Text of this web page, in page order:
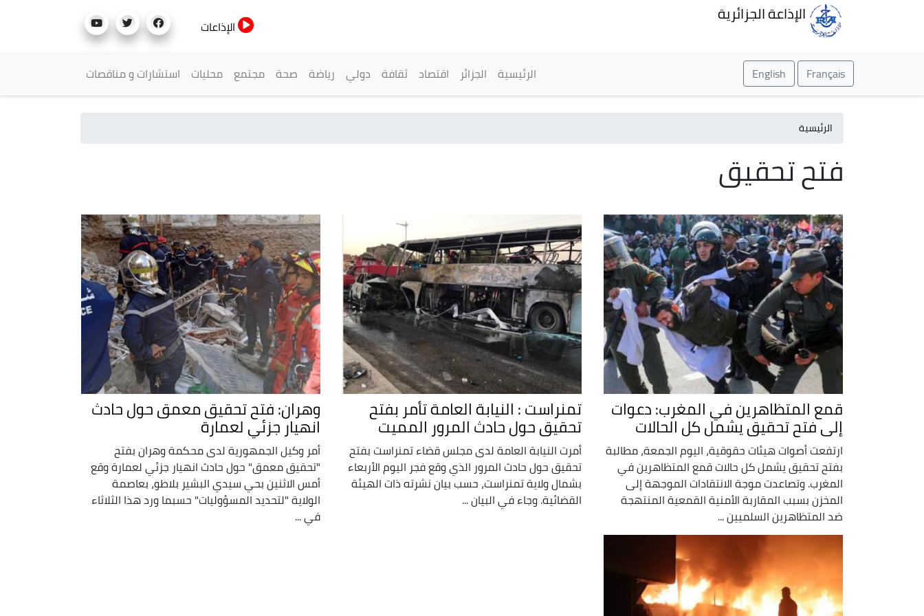
الإذاعة الجزائرية
الإذاعات
Français
English القائمة الرئيسية
الرئيسية الجزائر اقتصاد ثقافة دولي رياضة صحة مجتمع محليات استشارات و مناقصات
الرئيسية
فتح تحقيق
قمع المتظاهرين في المغرب: دعوات
إلى فتح تحقيق يشمل كل الحالات
ارتفعت أصوات هيئات حقوقية، اليوم الجمعة، مطالبة
بفتح تحقيق يشمل كل حالات قمع المتظاهرين في
المغرب. وتصاعدت موجة الانتقادات الموجهة إلى
المخزن بسبب المقاربة الأمنية القمعية المنتهجة
ضد المتظاهرين السلميين ...
تمنراست : النيابة العامة تأمر بفتح
تحقيق حول حادث المرور المميت
أمرت النيابة العامة لدى مجلس قضاء تمنراست بفتح
تحقيق حول حادث المرور الذي وقع فجر اليوم الأربعاء
بشمال ولاية تمنراست، حسب بيان نشرته ذات الهيئة
القضائية. وجاء في البيان ...
وهران: فتح تحقيق معمق حول حادث
انهيار جزئي لعمارة
أمر وكيل الجمهورية لدى محكمة وهران بفتح
"تحقيق معمق" حول حادث انهيار جزئي لعمارة وقع
أمس الاثنين بحي سيدي البشير بلاطو، بعاصمة
الولاية "لتحديد المسؤوليات" حسبما ورد هذا الثلاثاء
في ...